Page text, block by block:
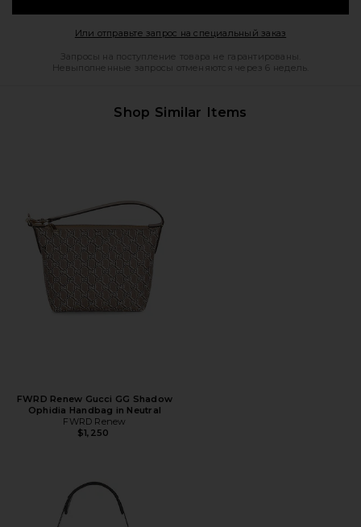
Или отправьте запрос на специальный заказ
Запросы на поступление товара не гарантированы.
Невыполненные запросы отменяются через 6 недель.
Shop Similar Items
FWRD Renew Gucci GG Shadow
Ophidia Handbag in Neutral
FWRD Renew
$1,250